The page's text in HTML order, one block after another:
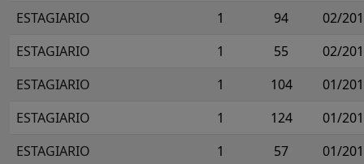
ESTAGIARIO
1 94
02/
ESTAGIARIO
1 55
02/
ESTAGIARIO
1 104
01/
ESTAGIARIO
1 124
01/
ESTAGIARIO
1 57
01/